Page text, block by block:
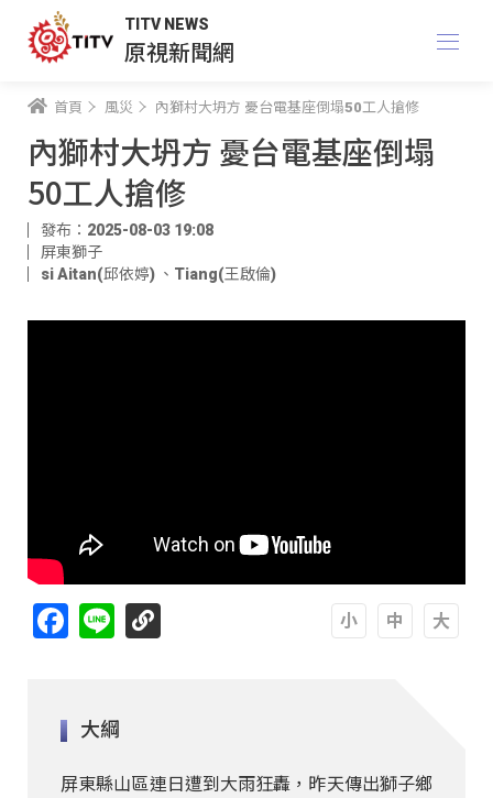
TITV NEWS
原視新聞網
首頁 風災 內獅村大坍方 憂台電基座倒塌50工人搶修
內獅村大坍方 憂台電基座倒塌
50工人搶修
發布：2025-08-03 19:08
屏東獅子
si Aitan(邱依婷) 、 Tiang(王啟倫)
Facebook
Line
大綱
屏東縣山區連日遭到大雨狂轟，昨天傳出獅子鄉